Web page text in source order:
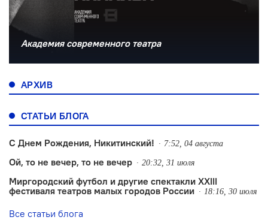
Академия современного театра
АРХИВ
СТАТЬИ БЛОГА
С Днем Рождения, Никитинский! 7:52, 04 августа
Ой, то не вечер, то не вечер 20:32, 31 июля
Миргородский футбол и другие спектакли XXIII
фестиваля театров малых городов России
18:16, 30 июля
Все статьи блога